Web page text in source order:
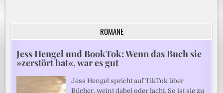
ROMANE
Jess Hengel und BookTok: Wenn das Buch sie
»zerstört hat«, war es gut
Jess Hengel spricht auf TikTok über
Bücher, weint dabei oder lacht. So ist sie zu